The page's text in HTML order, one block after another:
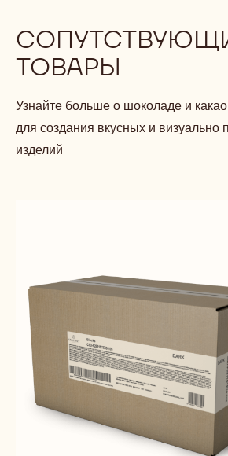
ТОВАРЫ
Узнайте больше о шоколаде и
для создания вкусных и визуально
изделий